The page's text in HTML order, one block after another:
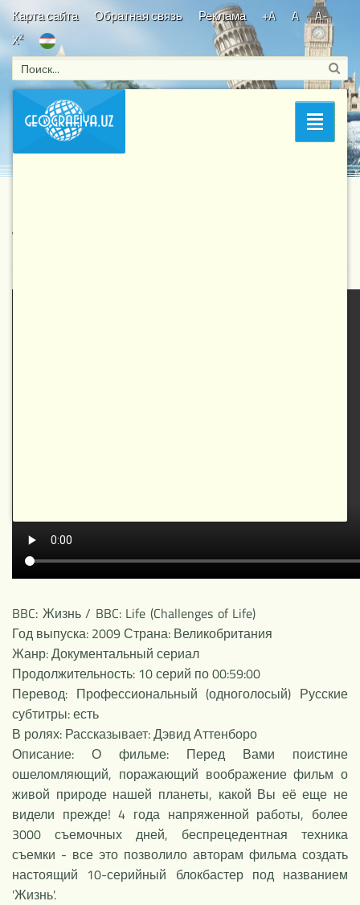
Карта сайта Обратная связь Реклама +A A
A-
X2
Bosh sahifa/Знаете ли Вы?
/ Рыби - Жизнь /
BBC: Life - 4 серия
BBC: Жизнь / BBC: Life (Challenges of Life)
Год выпуска: 2009 Страна: Великобритания
Жанр: Документальный сериал
Продолжительность: 10 серий по 00:59:00
Перевод: Профессиональный (одноголосый) Русские
субтитры: есть
В ролях: Рассказывает: Дэвид Аттенборо
Описание: О фильме: Перед Вами поистине
ошеломляющий, поражающий воображение фильм о
живой природе нашей планеты, какой Вы её еще не
видели прежде! 4 года напряженной работы, более
3000 съемочных дней, беспрецедентная техника
съемки - все это позволило авторам фильма создать
настоящий 10-серийный блокбастер под названием
'Жизнь'.